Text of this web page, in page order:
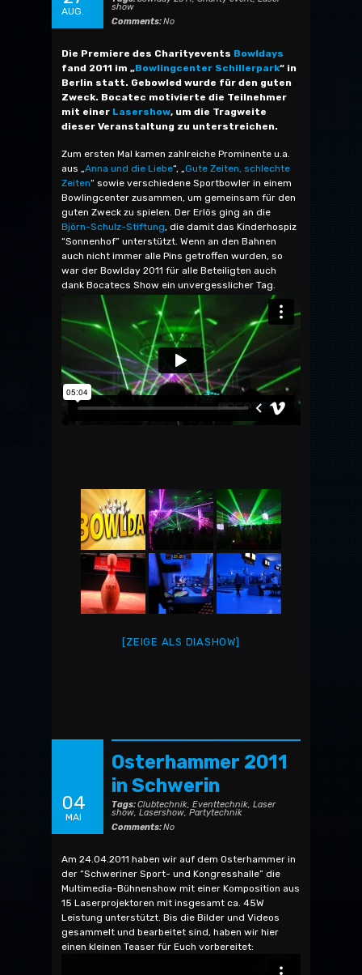
AUG.
show
Comments:No
Die Premiere des Charityevents Bowldays
fand 2011 im „Bowlingcenter Schillerpark“ in
Berlin statt. Gebowled wurde für den guten
Zweck. Bocatec motivierte die Teilnehmer
mit einer Lasershow, um die Tragweite
dieser Veranstaltung zu unterstreichen.
Zum ersten Mal kamen zahlreiche Prominente u.a.
aus „Anna und die Liebe“, „Gute Zeiten, schlechte
Zeiten“ sowie verschiedene Sportbowler in einem
Bowlingcenter zusammen, um gemeinsam für den
guten Zweck zu spielen. Der Erlös ging an die
Björn-Schulz-Stiftung, die damit das Kinderhospiz
“Sonnenhof” unterstützt. Wenn an den Bahnen
auch nicht immer alle Pins getroffen wurden, so
war der Bowlday 2011 für alle Beteiligten auch
dank Bocatecs Show ein unvergesslicher Tag.
[ZEIGE ALS DIASHOW]
04
MAI
Osterhammer 2011
in Schwerin
Tags:Clubtechnik, Eventtechnik, Laser
show, Lasershow, Partytechnik
Comments:No
Am 24.04.2011 haben wir auf dem Osterhammer in
der “Schweriner Sport- und Kongresshalle” die
Multimedia-Bühnenshow mit einer Komposition aus
15 Laserprojektoren mit insgesamt ca. 45W
Leistung unterstützt. Bis die Bilder und Videos
gesammelt und bearbeitet sind, haben wir hier
einen kleinen Teaser für Euch vorbereitet: